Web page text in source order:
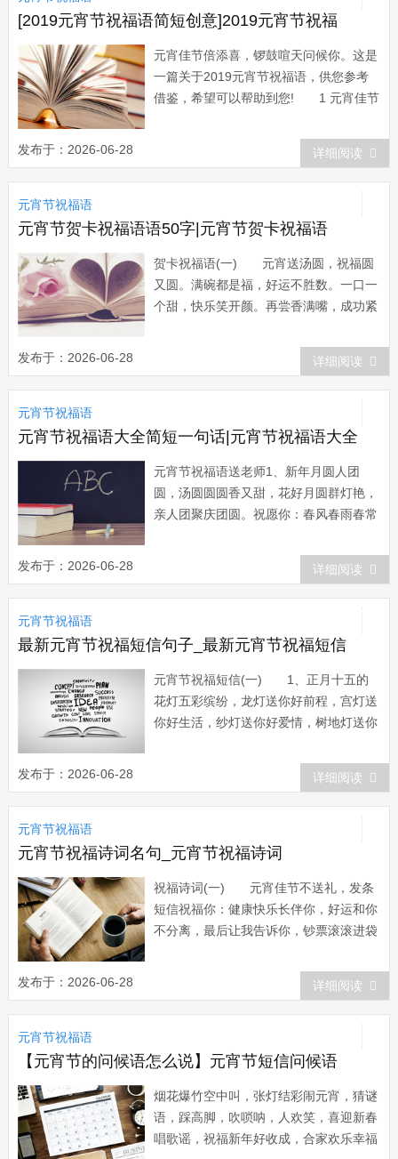
信心...
[2019元宵节祝福语简短创意]2019元宵节祝福
元宵佳节倍添喜，锣鼓喧天问候你。这是
一篇关于2019元宵节祝福语，供您参考
借鉴，希望可以帮助到您! 1 元宵佳节
多，身体健康快乐多，财源滚滚钞票多，
年年吉祥如意多，祝愿好事多多多! 2
元宵佳节想着你，发条短信问候你，派些
发布于：2026-06-28 详细阅读
元宵节祝福语
元宵节贺卡祝福语语50字|元宵节贺卡祝福语
贺卡祝福语(一) 元宵送汤圆，祝福圆
又圆。满碗都是福，好运不胜数。一口一
个甜，快乐笑开颜。再尝香满嘴，成功紧
上的月儿圆又圆，碗中的汤圆圆又圆，世
间的人们团团圆，心中的梦想圆又圆。中
秋佳节到来之际，祝您圆梦圆心，全家团
团圆圆喜气洋洋乐无穷! 通往健康的
路需要...
发布于：2026-06-28 详细阅读
元宵节祝福语
元宵节祝福语大全简短一句话|元宵节祝福语大全
元宵节祝福语送老师1、新年月圆人团
圆，汤圆圆圆香又甜，花好月圆群灯艳，
亲人团聚庆团圆。祝愿你：春风春雨春常
圆圆!2、新年过完，欢笑没散。好运接
连，花好月圆。元宵来伴，月圆人圆。吃
口圆宵，心如蜜甜。温馨的元宵节祝福1
元宵节到了，送你一碗甜蜜的汤圆，用幸
福包裹宽容，...
发布于：2026-06-28 详细阅读
元宵节祝福语
最新元宵节祝福短信句子_最新元宵节祝福短信
元宵节祝福短信(一) 1、正月十五的
花灯五彩缤纷，龙灯送你好前程，宫灯送
你好生活，纱灯送你好爱情，树地灯送你
灯不仅能为你的佳节生活增光添彩，更能
使你今后的日子炫如彩虹! 2、正月十
五闹元宵，大街小巷锣鼓喧，万户千门弦
管声，狮子滚球遍地锦，二龙戏珠满天
星，双...
发布于：2026-06-28 详细阅读
元宵节祝福语
元宵节祝福诗词名句_元宵节祝福诗词
祝福诗词(一) 元宵佳节不送礼，发条
短信祝福你：健康快乐长伴你，好运和你
不分离，最后让我告诉你，钞票滚滚进袋
天上月亮圆，地上元宵圆;天上星星亮，
地上灯笼亮;又是一年新春到，又是一年
闹元宵，亲爱的朋友吃好喝好，不要忘记
回我一个微笑! 一份诚挚的祝福，祝
你在元...
发布于：2026-06-28 详细阅读
元宵节祝福语
【元宵节的问候语怎么说】元宵节短信问候语
烟花爆竹空中叫，张灯结彩闹元宵，猜谜
语，踩高脚，吹唢呐，人欢笑，喜迎新春
唱歌谣，祝福新年好收成，合家欢乐幸福